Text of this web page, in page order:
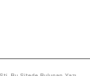
Şti. Bu Sitede Bulunan
tasarlanmış ve